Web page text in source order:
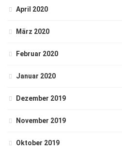
April 2020
März 2020
Februar 2020
Januar 2020
Dezember 2019
November 2019
Oktober 2019